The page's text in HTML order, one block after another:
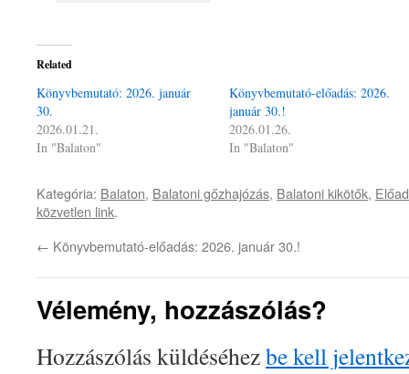
Related
Könyvbemutató: 2026. január
30.
2026.01.21.
In "Balaton"
Könyvbemutató-előadás: 2026.
január 30.!
2026.01.26.
In "Balaton"
Kategória: Balaton, Balatoni gőzhajózás, Balatoni kikötők,
közvetlen link.
← Könyvbemutató-előadás: 2026. január 30.!
Vélemény, hozzászólás?
Hozzászólás küldéséhezbe kell